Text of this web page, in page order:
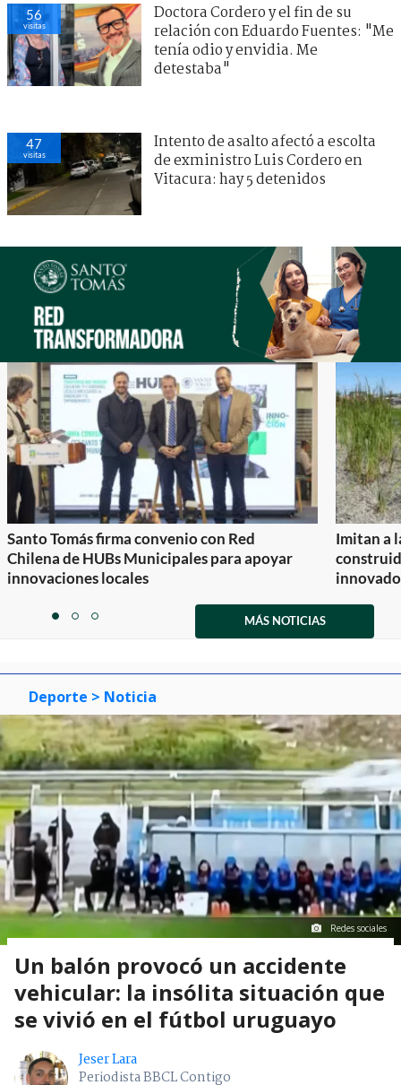
56
visitas
Doctora Cordero y el fin de su
relación con Eduardo Fuentes: "Me
tenía odio y envidia. Me
detestaba"
47
visitas
Intento de asalto afectó a escolta
de exministro Luis Cordero en
Vitacura: hay 5 detenidos
Santo Tomás firma convenio con Red
Chilena de HUBs Municipales para apoyar
innovaciones locales
Imitan a
itemitemitem
MÁS NOTICIAS
Deporte > Noticia
Redes sociales
Un balón provocó un accidente
vehicular: la insólita situación que
se vivió en el fútbol uruguayo
Jeser Lara
Periodista BBCL Contigo